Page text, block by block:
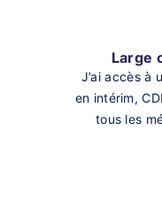
Large
J’ai accès à
en intérim,
tous les